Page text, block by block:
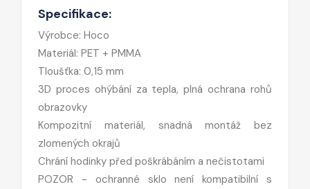
Specifikace:
Výrobce: Hoco
Materiál: PET + PMMA
Tloušťka: 0,15 mm
3D proces ohýbání za tepla, plná ochrana rohů
obrazovky
Kompozitní materiál, snadná montáž bez
zlomených okrajů
Chrání hodinky před poškrábáním a nečistotami
POZOR - ochranné sklo není kompatibilní s